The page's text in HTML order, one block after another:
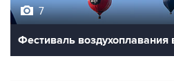
Фестиваль воздухоплавания